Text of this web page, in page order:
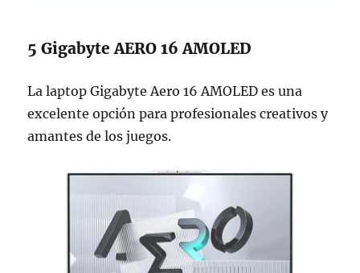
5 Gigabyte AERO 16 AMOLED
La laptop Gigabyte Aero 16 AMOLED es una
excelente opción para profesionales creativos y
amantes de los juegos.